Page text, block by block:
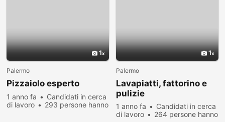
1
Palermo
Pizzaiolo esperto
1 anno fa
Candidati in cerca
di lavoro
293 persone hanno
1
Palermo
Lavapiatti, fattorino e
pulizie
1 anno fa
Candidati in cerca
di lavoro
264 persone hanno